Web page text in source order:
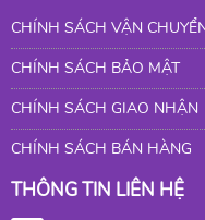
CHÍNH SÁCH VẬN
CHÍNH SÁCH BẢO MẬT
CHÍNH SÁCH GIAO NHẬN
CHÍNH SÁCH BÁN HÀNG
THÔNG TIN LIÊN HỆ